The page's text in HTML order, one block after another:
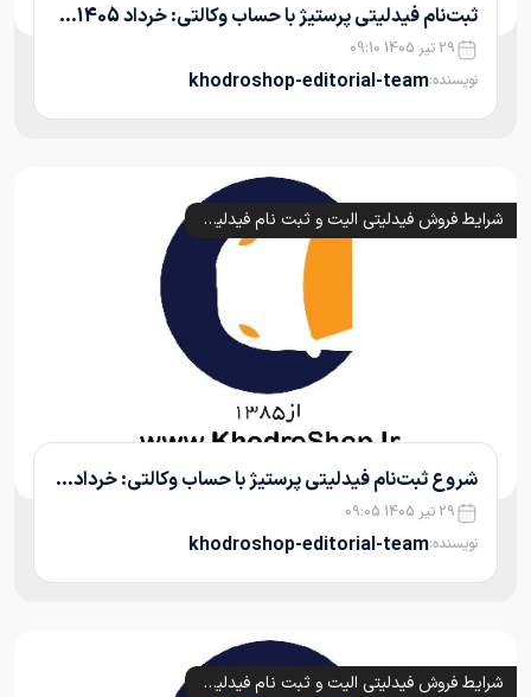
ثبت‌نام فیدلیتی پرستیژ با حساب وکالتی: خرداد 1405...
29 تیر 1405 09:10
نویسنده:khodroshop-editorial-team
شرایط فروش فیدلیتی الیت و ثبت نام فیدلیتی پرستیژ و پرایم (1405)
شروع ثبت‌نام فیدلیتی پرستیژ با حساب وکالتی: خرداد...
29 تیر 1405 09:05
نویسنده:khodroshop-editorial-team
شرایط فروش فیدلیتی الیت و ثبت نام فیدلیتی پرستیژ و پرایم (1405)